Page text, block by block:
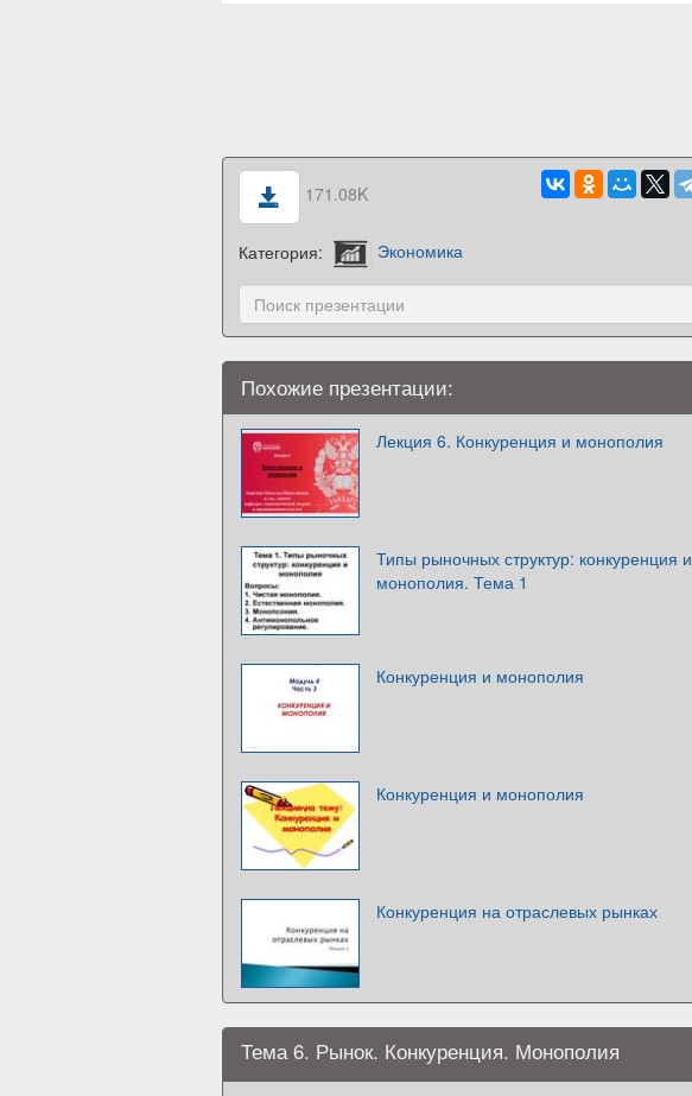
171.08K
Категория: Экономика
Похожие презентации:
Лекция 6. Конкуренция и монополия
Типы рыночных структур: конкуренция и
монополия. Тема 1
Конкуренция и монополия
Конкуренция и монополия
Конкуренция на отраслевых рынках
Тема 6. Рынок. Конкуренция. Монополия